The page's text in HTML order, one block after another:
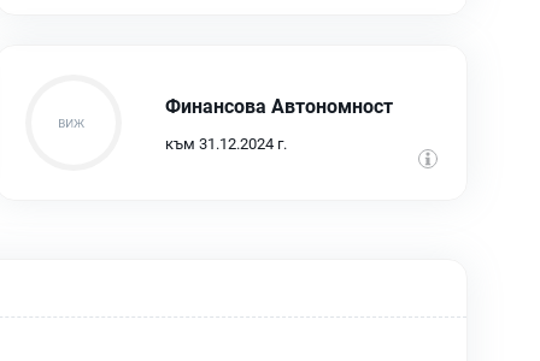
Финансова Автономност
към 31.12.2024 г.